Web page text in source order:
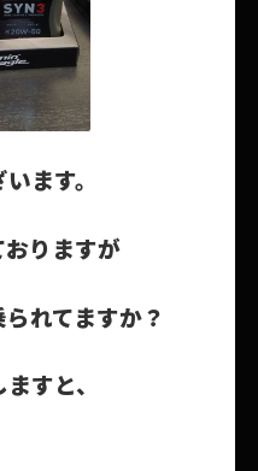
ます。
りますが
れてますか？
すと、